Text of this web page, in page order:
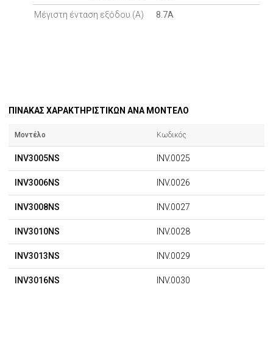
Μέγιστη ένταση εξόδου (A) 8.7A
ΠΙΝΑΚΑΣ ΧΑΡΑΚΤΗΡΙΣΤΙΚΩΝ ΑΝΑ ΜΟΝΤΕΛΟ
Μοντέλο Κωδικός
INV3005NS INV.0025
INV3006NS INV.0026
INV3008NS INV.0027
INV3010NS INV.0028
INV3013NS INV.0029
INV3016NS INV.0030